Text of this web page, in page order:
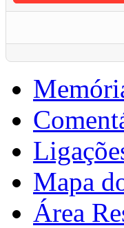
Mapa
Área